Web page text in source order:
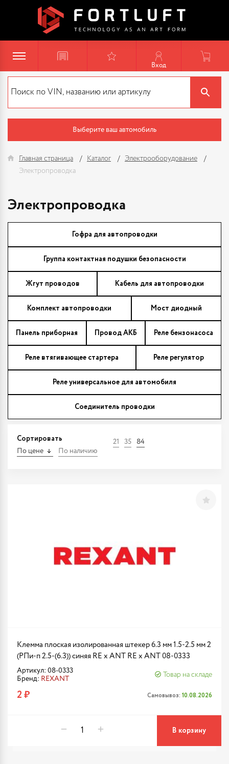
Вход
Выберите ваш автомобиль
Главная страница Каталог
Электрооборудование
Электропроводка
Электропроводка
Гофра для автопроводки
Группа контактная подушки безопасности
Жгут проводов Кабель для автопроводки
Комплект автопроводки Мост диодный
Панель приборная Провод АКБ Реле бензонасоса
Реле втягивающее стартера Реле регулятор
Реле универсальное для автомобиля
Соединитель проводки
Сортировать
По цене По наличию
21 35 84
Клемма плоская изолированная штекер 6.3 мм 1.5-2.5 мм 2
(РПи-п 2.5-(6.3)) синяя RE x ANT RE x ANT 08-0333
Артикул: 08-0333
Бренд: REXANT
Товар на складе
2 ₽ Самовывоз: 10.08.2026
В корзину